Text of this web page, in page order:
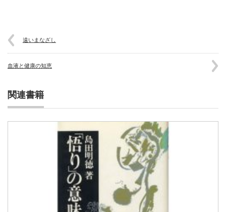
遠いまなざし
血液と健康の知恵
関連書籍